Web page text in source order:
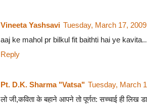
Vineeta Yashsavi Tuesday, March 17,
aaj ke mahol pr bilkul fit baithti hai ye
Reply
Pt. D.K. Sharma "Vatsa" Tuesday, March
लो जी,कविता के बहाने आपने तो पूर्णत: सच्चाई ही लिख